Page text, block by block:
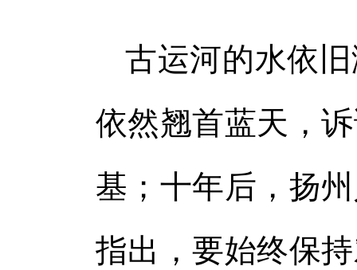
古运河的水依
依然翘首蓝天，
基；十年后，扬
指出，要始终保